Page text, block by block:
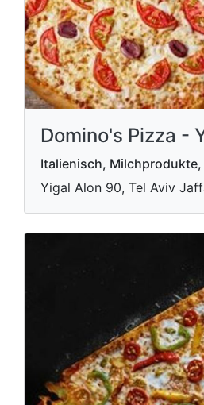
Domino's Pizza -
Italienisch, Milchprodukte,
Yigal Alon 90, Tel Aviv